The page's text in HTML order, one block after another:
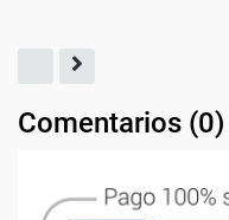
Comentarios (0)